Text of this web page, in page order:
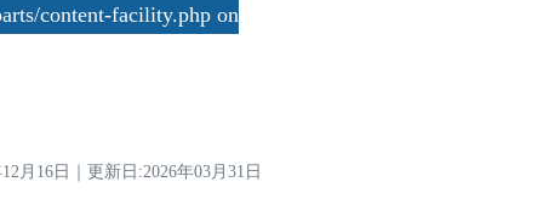
content-facility.php on
月16日 ｜ 更新日:2026年03月31日